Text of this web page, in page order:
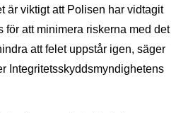
är viktigt att Polisen har vidtagit
för att minimera riskerna med det
att felet uppstår igen, säger
Integritetsskyddsmyndighetens